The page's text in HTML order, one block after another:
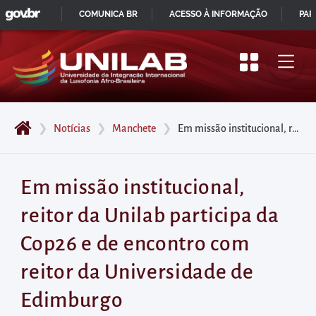
Pular
para
início
do
principal
Acessar
diretamente
o
menu
principal
Acessar
❯ Notícias ❯ Manchete ❯ Em missão institucional, reitor da Unilab participa da Cop26 e de encontro com reitor da Universidade de Edimburgo
Em missão institucional,
reitor da Unilab participa da
Cop26 e de encontro com
reitor da Universidade de
Edimburgo
IR
PARA
CONTEÚDO
GOVBR
COMUNICA BR ACESSO À INFORMAÇÃO